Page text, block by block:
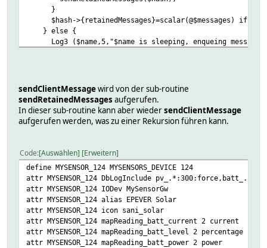
}
$hash->{retainedMessages}=scalar(@$messages) if
} else {
Log3 ($name,5,"$name is sleeping, enqueing
$hash->{retainedMessages}=1;
Log3 ($name,5,"$name: No array yet for enqueued
} else {
@$messages = grep {
$_->{childId} != $msg{childId}
or $_->{subType} != $msg{subType}
} @$messages;
push @$messages,\%msg;
eval { $hash->{retainedMessages} =
}
}
return;
}
sendClientMessagewird von der sub-routine
sendRetainedMessages aufgerufen.
In dieser sub-routine kann aber wiedersendClientMessage
aufgerufen werden, was zu einer Rekursion führen kann.
Code Auswählen Erweitern
define MYSENSOR_124 MYSENSORS_DEVICE 124
attr MYSENSOR_124 DbLogInclude
attr MYSENSOR_124 IODev MySensorGw
attr MYSENSOR_124 alias EPEVER Solar
attr MYSENSOR_124 icon sani_solar
attr MYSENSOR_124 mapReading_batt_current 2 current
attr MYSENSOR_124 mapReading_batt_level 2 percentage
attr MYSENSOR_124 mapReading_batt_power 2 power